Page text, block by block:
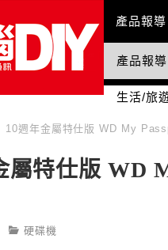
Main
產品報導
國際科技
產品報導
生活/旅
10週年金屬特仕版 WD My
屬特仕版 WD
硬碟機